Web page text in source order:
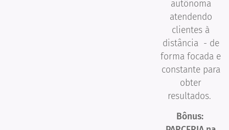
autônoma
atendendo
clientes à
distância - de
forma focada e
constante para
obter
resultados.
Bônus: